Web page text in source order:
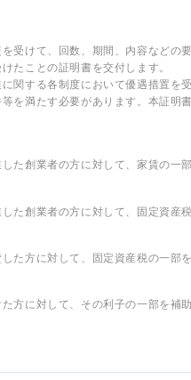
受けて、回数、期間、内容などの
たことの証明書を交付します。
関する各制度において優遇措置を
を満たす必要があります。本証
た創業者の方に対して、家賃の一
た創業者の方に対して、固定資産
た方に対して、固定資産税の一部を
方に対して、その利子の一部を補助